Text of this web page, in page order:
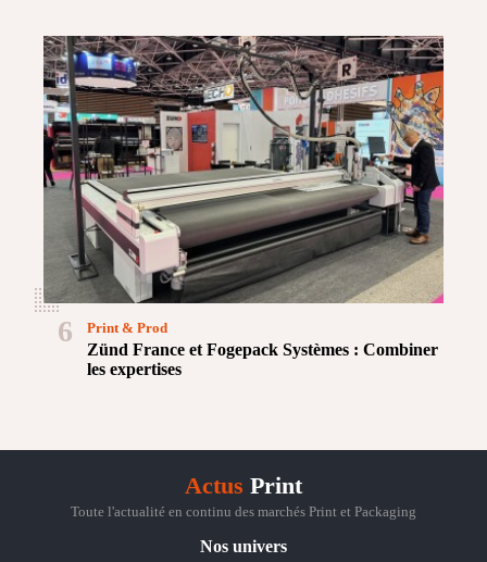
6
Zünd France et Fogepack Systèmes : Combiner
les expertises
Print & Prod
Actus Print
Toute l'actualité en continu des marchés Print et Packaging
Nos univers